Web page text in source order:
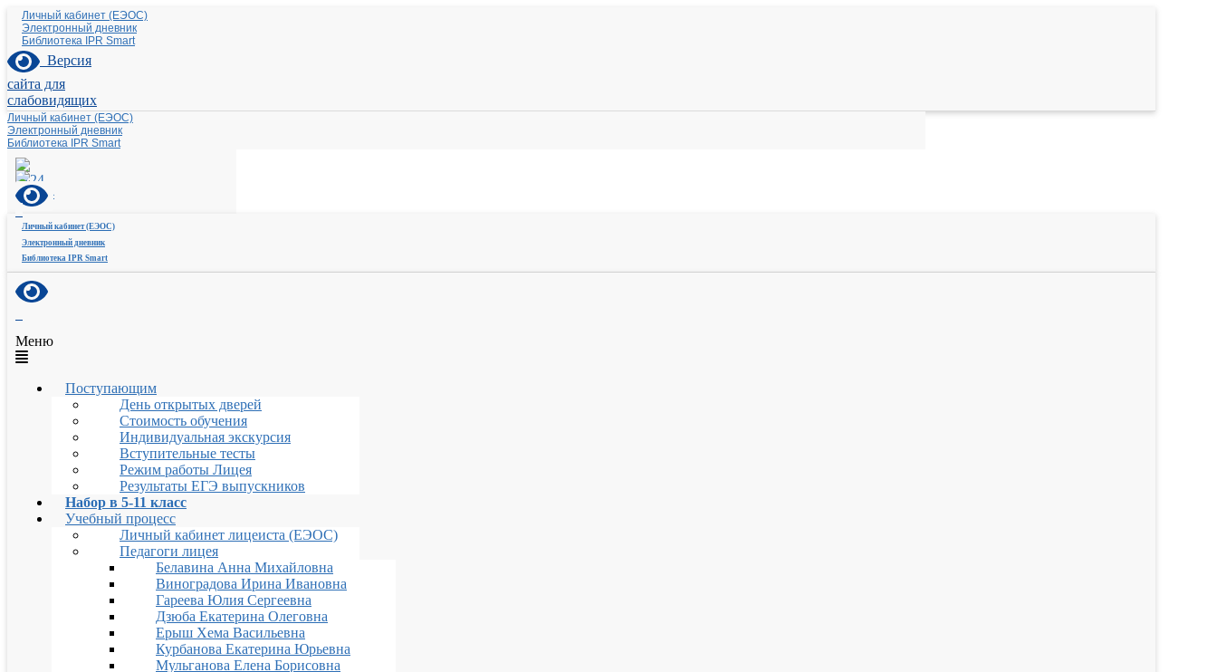
Личный кабинет (ЕЭОС)
Электронный дневник
Библиотека IPR Smart
Версия
сайта для
слабовидящих
Личный кабинет (ЕЭОС)
Электронный дневник
Библиотека IPR Smart
Личный кабинет (ЕЭОС)
Электронный дневник
Библиотека IPR Smart
Меню
Поступающим
День открытых дверей
Стоимость обучения
Индивидуальная экскурсия
Вступительные тесты
Режим работы Лицея
Результаты ЕГЭ выпускников
Набор в 5-11 класс
Учебный процесс
Личный кабинет лицеиста (ЕЭОС)
Педагоги лицея
Белавина Анна Михайловна
Виноградова Ирина Ивановна
Гареева Юлия Сергеевна
Дзюба Екатерина Олеговна
Ерыш Хема Васильевна
Курбанова Екатерина Юрьевна
Мульганова Елена Борисовна